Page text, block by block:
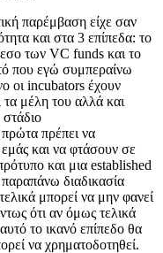
παρέμβαση είχε σαν
και στα 3 επίπεδα: το
των VC funds και το
που εγώ συμπεραίνω
οι incubators έχουν
μέλη του αλλά και
στάδιο
πρώτα πρέπει να
και να φτάσουν σε
και μια established
διαδικασία
μπορεί να μην φανεί
ότι αν όμως τελικά
το ικανό επίπεδο θα
να χρηματοδοτηθεί.